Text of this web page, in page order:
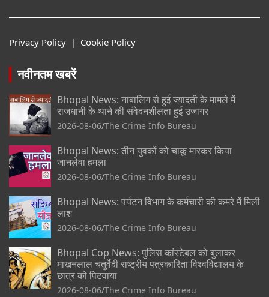
Privacy Policy | Cookie Policy
नवीनतम खबरें
Bhopal News: नाबालिग से हुई ज्यादती के मामले में
राजधानी के थाने की संवेदनशीलता हुई उजागर
2026-08-06 The Crime Info Bureau
Bhopal News: तीन युवकों को चाकू मारकर किया
जानलेवा हमला
2026-08-06 The Crime Info Bureau
Bhopal News: पर्यटन विभाग के कर्मचारी की कमरे में मिली
लाश
2026-08-06 The Crime Info Bureau
Bhopal Cop News: पुलिस कांस्टेबल को बुलाकर
माखनलाल चतुर्वेदी राष्ट्रीय पत्रकारिता विश्वविद्यालय के
छात्र को पिटवाया
2026-08-06 The Crime Info Bureau